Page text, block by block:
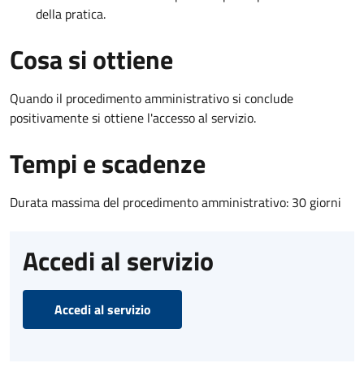
della pratica.
Cosa si ottiene
Quando il procedimento amministrativo si conclude
positivamente si ottiene l'accesso al servizio.
Tempi e scadenze
Durata massima del procedimento amministrativo: 30 giorni
Accedi al servizio
Accedi al servizio